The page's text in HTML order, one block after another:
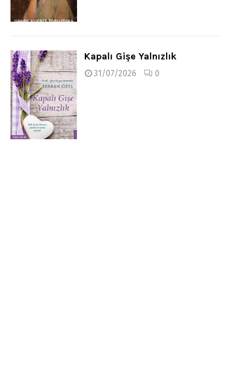
Kapalı Gişe Yalnızlık
31/07/2026 0